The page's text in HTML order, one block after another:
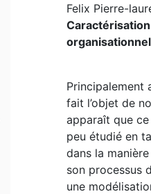
Felix Pierre-
Principalement
fait l’objet de
apparaît que
peu étudié en
dans la
son processus
une